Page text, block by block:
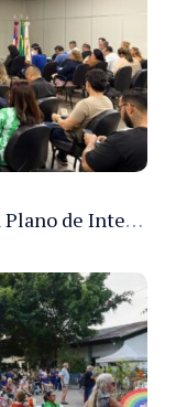
Prefeitura de Manaus apresenta Plano de Integridade da CGM e qualifica servidores para governança e conformidade no biênio 2027-2028